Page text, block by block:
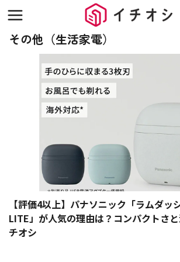
その他（生活家電）
【評価4以上】パナソニック「ラムダッ
LITE」が人気の理由は？コンパクトさ
チオシ